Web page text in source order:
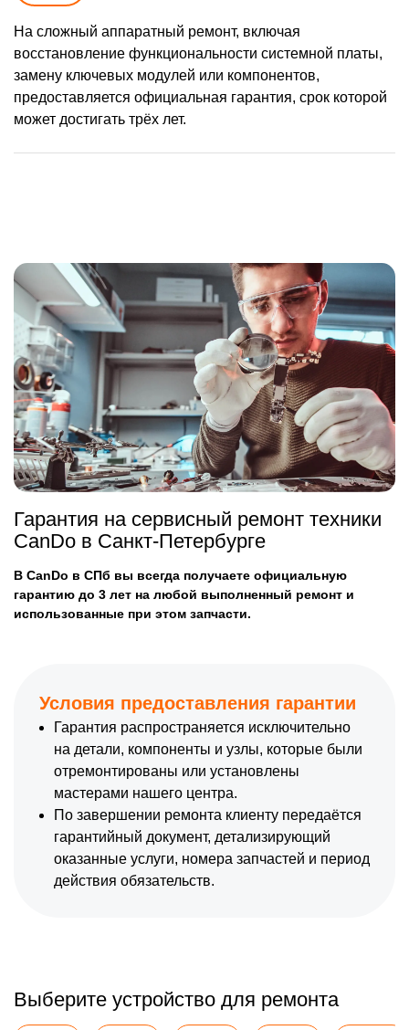
На сложный аппаратный ремонт, включая
восстановление функциональности системной платы,
замену ключевых модулей или компонентов,
предоставляется официальная гарантия, срок которой
может достигать трёх лет.
Гарантия на сервисный ремонт техники
CanDo в Санкт-Петербурге
В CanDo в СПб вы всегда получаете официальную
гарантию до 3 лет на любой выполненный ремонт и
использованные при этом запчасти.
Условия предоставления гарантии
Гарантия распространяется исключительно
на детали, компоненты и узлы, которые были
отремонтированы или установлены
мастерами нашего центра.
По завершении ремонта клиенту передаётся
гарантийный документ, детализирующий
оказанные услуги, номера запчастей и период
действия обязательств.
Выберите устройство для ремонта